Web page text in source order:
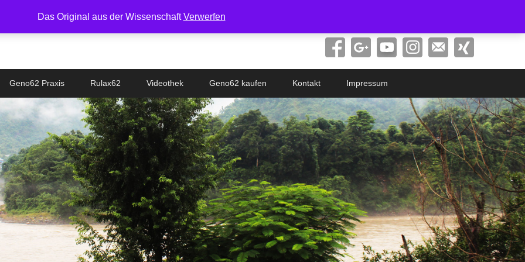
Das Original aus der WissenschaftVerwerfen
Geno62 Praxis Rulax62 Videothek Geno62 kaufen Kontakt Impressum